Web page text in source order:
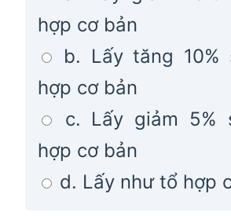
hợp cơ bản
b. Lấy tăng
hợp cơ bản
c. Lấy giảm 5%
hợp cơ bản
d. Lấy như tổ hợp